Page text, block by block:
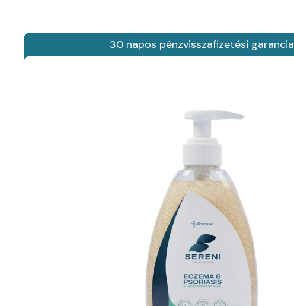
30 napos pénzvisszafizetési garancia